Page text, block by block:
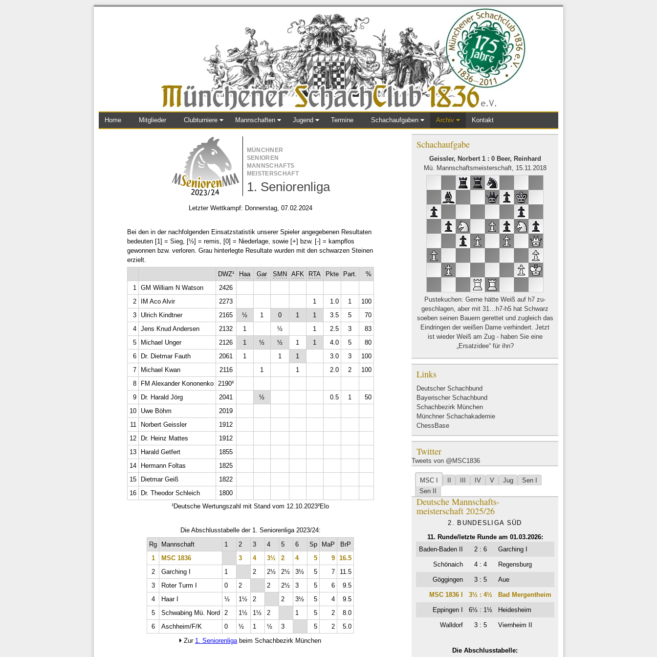
Home Mitglieder Clubturniere Mannschaften Jugend Termine Schachaufgaben Archiv Kontakt
MÜNCHNER
SENIOREN
MANNSCHAFTS
MEISTERSCHAFT
1. Seniorenliga
Letzter Wettkampf: Donnerstag, 07.02.2024
Bei den in der nachfolgenden Einsatzstatistik unserer Spieler angegebenen Resul­taten
be­deu­ten [1] = Sieg, [½] = remis, [0] = Niederlage, sowie [+] bzw. [-] = kampflos
gewonnen bzw. verloren. Grau hinterlegte Resultate wurden mit den schwarzen Steinen
erzielt.
DWZ¹
Haa Gar SMN AFK RTA Pkte Part.
%
1
GM William N Watson
2426
2
IM Aco Alvir 2273 1 1.0 1
100
3
Ulrich Kindtner 2165 ½ 1 0 1 1 3.5 5
70
4
Jens Knud Andersen 2132 1 ½ 1 2.5 3
83
5
Michael Unger 2126 1 ½ ½ 1 1 4.0 5
80
6
Dr. Dietmar Fauth 2061 1 1 1 3.0 3
100
7
Michael Kwan 2116 1 1 2.0 2
100
8
FM Alexander Kononenko
2190²
9
Dr. Harald Jörg 2041 ½ 0.5 1
50
10
Uwe Böhm
2019
11
Norbert Geissler
1912
12
Dr. Heinz Mattes
1912
13
Harald Getfert
1855
14
Hermann Foltas
1825
15
Dietmar Geiß
1822
16
Dr. Theodor Schleich
1800
¹Deutsche Wertungszahl mit Stand vom 12.10.2023²Elo
Die Abschlusstabelle der 1. Seniorenliga 2023/24:
Rg
Mannschaft 1 2 3 4 5 6 Sp MaP
BrP
1
MSC 1836 3 4 3½ 2 4 5 9 16.5
2
Garching I 1 2 2½ 2½ 3½ 5 7
11.5
3
Roter Turm I 0 2 2 2½ 3 5 6
9.5
4
Haar I ½ 1½ 2 2 3½ 5 4
9.5
5
Schwabing Mü. Nord 2 1½ 1½ 2 1 5 2
8.0
6
Aschheim/F/K 0 ½ 1 ½ 3 5 2
5.0
Zur 1. Seniorenligabeim Schachbezirk München
Schachaufgabe
Geissler, Norbert 1 : 0 Beer, Reinhard
Mü. Mannschaftsmeisterschaft, 15.11.2018
Pustekuchen: Gerne hätte Weiß auf h7 zu­
geschlagen, aber mit 31…h7-h5 hat Schwarz
soeben seinen Bauern gerettet und zugleich das
Eindringen der weißen Dame verhindert. Jetzt
ist wieder Weiß am Zug - haben Sie eine
„Ersatzidee“ für ihn?
Links
Deutscher Schachbund
Bayerischer Schachbund
Schachbezirk München
Münchner Schachakademie
ChessBase
Twitter
Tweets von @MSC1836
MSC I IV V Jug
Sen I
Sen II
Deutsche Mannschafts-
meisterschaft 2025/26
2. BUNDESLIGA SÜD
11. Runde/letzte Runde am 01.03.2026:
Baden-Baden II
2 : 6 Garching I
Schönaich 4 : 4 Regensburg
Göggingen 3 : 5 Aue
MSC 1836 I 3½ : 4½ Bad Mergentheim
Eppingen I 6½ : 1½ Heidesheim
Walldorf 3 : 5 Viernheim II
Die Abschlusstabelle: